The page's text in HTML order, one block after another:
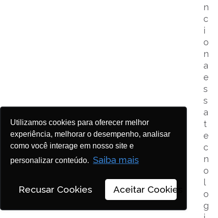
Utilizamos cookies para oferecer melhor
experiência, melhorar o desempenho, analisar
como você interage em nosso site e
personalizar conteúdo. Saiba mais
Recusar Cookies Aceitar Cookies
n
c
i
o
n
a
e
s
s
a
t
e
c
n
o
l
o
g